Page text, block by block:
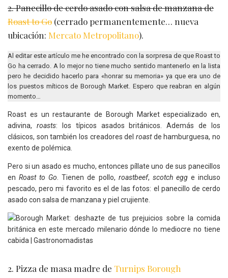
2. Panecillo de cerdo asado con salsa de manzana de
Roast to Go (cerrado permanentemente… nueva
ubicación: Mercato Metropolitano).
Al editar este artículo me he encontrado con la sorpresa de que Roast to
Go ha cerrado. A lo mejor no tiene mucho sentido mantenerlo en la lista
pero he decidido hacerlo para «honrar su memoria» ya que era uno de
los puestos míticos de Borough Market. Espero que reabran en algún
momento…
Roast es un restaurante de Borough Market especializado en,
adivina, roasts: los típicos asados británicos. Además de los
clásicos, son también los creadores del roastde hamburguesa, no
exento de polémica.
Pero si un asado es mucho, entonces píllate uno de sus panecillos
enRoast to Go . Tienen de pollo, roastbeef, scotch egge incluso
pescado, pero mi favorito es el de las fotos: el panecillo de cerdo
asado con salsa de manzana y piel crujiente.
2. Pizza de masa madre de Turnips Borough